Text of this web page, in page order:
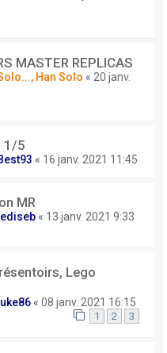
MASTER REPLICAS
Han Solo « 20 janv.
1/5
« 16 janv. 2021 11:45
MR
« 13 janv. 2021 9:33
Lego
luke86 « 08 janv. 2021 16:15
1 2 3